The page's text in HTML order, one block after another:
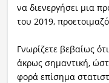
να διενεργήσει μια
του 2019,
Γνωρίζετε βεβαίως
άκρως σημαντική,
φορά επίσημα